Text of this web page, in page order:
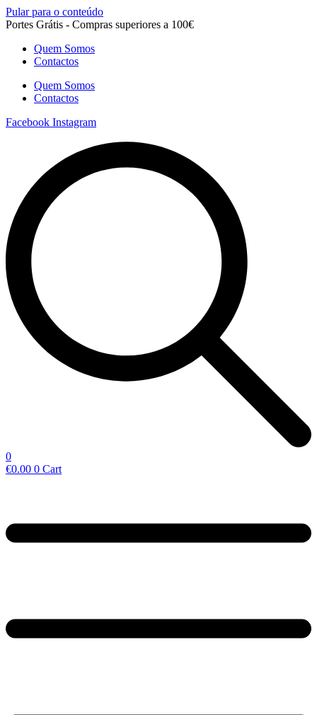
Pular para o conteúdo
Portes Grátis - Compras superiores a 100€
Quem Somos
Contactos
Quem Somos
Contactos
Facebook Instagram
0
€0.00 0 Cart